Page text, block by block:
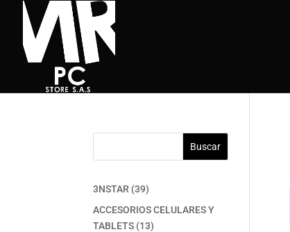
Buscar
3NSTAR 3939
productos
ACCESORIOS CELULARES Y
TABLETS 1313